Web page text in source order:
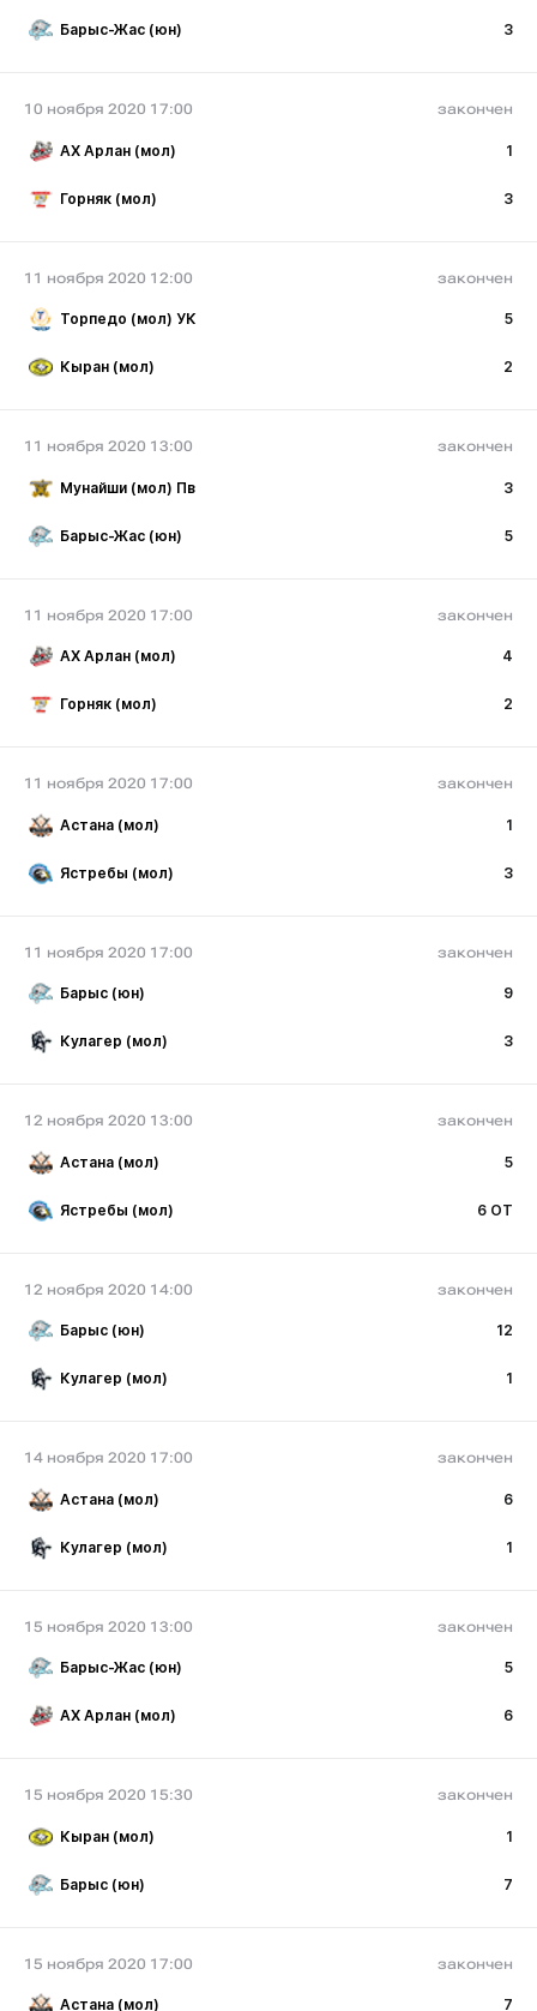
Барыс-Жас (юн) 3
10 ноября 2020 17:00 закончен
АХ Арлан (мол) 1
Горняк (мол) 3
11 ноября 2020 12:00 закончен
Торпедо (мол) УК 5
Кыран (мол) 2
11 ноября 2020 13:00 закончен
Мунайши (мол) Пв 3
Барыс-Жас (юн) 5
11 ноября 2020 17:00 закончен
АХ Арлан (мол) 4
Горняк (мол) 2
11 ноября 2020 17:00 закончен
Астана (мол) 1
Ястребы (мол) 3
11 ноября 2020 17:00 закончен
Барыс (юн) 9
Кулагер (мол) 3
12 ноября 2020 13:00 закончен
Астана (мол) 5
Ястребы (мол) 6 ОТ
12 ноября 2020 14:00 закончен
Барыс (юн) 12
Кулагер (мол) 1
14 ноября 2020 17:00 закончен
Астана (мол) 6
Кулагер (мол) 1
15 ноября 2020 13:00 закончен
Барыс-Жас (юн) 5
АХ Арлан (мол) 6
15 ноября 2020 15:30 закончен
Кыран (мол) 1
Барыс (юн) 7
15 ноября 2020 17:00 закончен
Астана (мол) 7